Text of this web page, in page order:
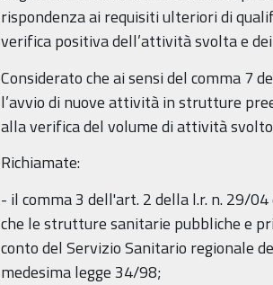
rispondenza ai requisiti ulteriori di
verifica positiva dell’attività svolta e
Considerato che ai sensi del comma 7
l’avvio di nuove attività in strutture
alla verifica del volume di attività
Richiamate:
- il comma 3 dell'art. 2 della l.r. n. 29/
che le strutture sanitarie pubbliche e
conto del Servizio Sanitario regionale
medesima legge 34/98;